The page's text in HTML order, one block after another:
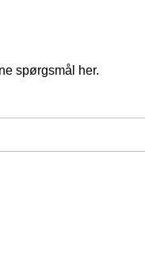
spørgsmål her.